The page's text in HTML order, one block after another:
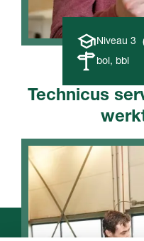
Opleiding
Niveau 3
Leerweg
bol, bbl
Technicus